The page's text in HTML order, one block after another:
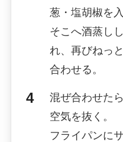
葱・塩胡椒を
そこへ酒蒸し
れ、再びねっ
合わせる。
混ぜ合わせた
空気を抜く。
フライパンに